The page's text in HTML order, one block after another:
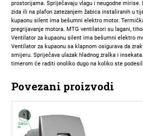
prostorijama. Spriječavaju vlagu i neugodne
zida ili na plafon zatezanjem žabica instaliranih u
kupaonu silent ima bešumni elektro motor.
pregrijavanje motora. MTG ventilatori su lagani,
Ventilator za kupaonu silent ima bešumni elektro
Ventilator za kupaonu sa klapnom osigurava da
smijeru. Spriječava ulazak hladnog zralka i
timerom će raditi onoliko dugo na koliko ste
Povezani proizvodi